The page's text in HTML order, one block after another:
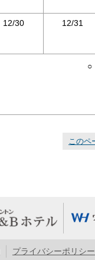
12/30 12/31
○
このペ
プライバシーポリシー